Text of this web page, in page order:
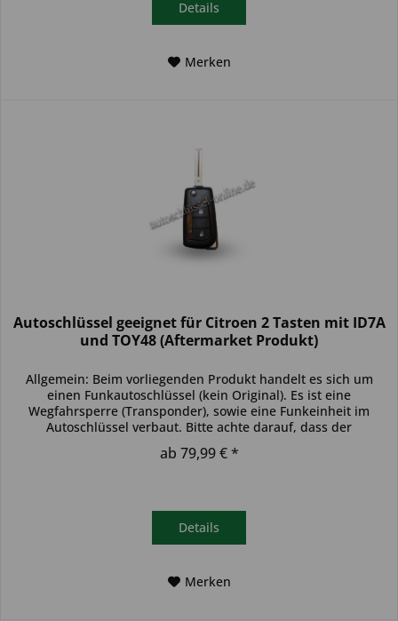
Details
Merken
Autoschlüssel geeignet für Citroen 2 Tasten mit ID7A
und TOY48 (Aftermarket Produkt)
Allgemein: Beim vorliegenden Produkt handelt es sich um
einen Funkautoschlüssel (kein Original). Es ist eine
Wegfahrsperre (Transponder), sowie eine Funkeinheit im
Autoschlüssel verbaut. Bitte achte darauf, dass der
Autoschlüssel deinem...
ab 79,99 € *
Details
Merken